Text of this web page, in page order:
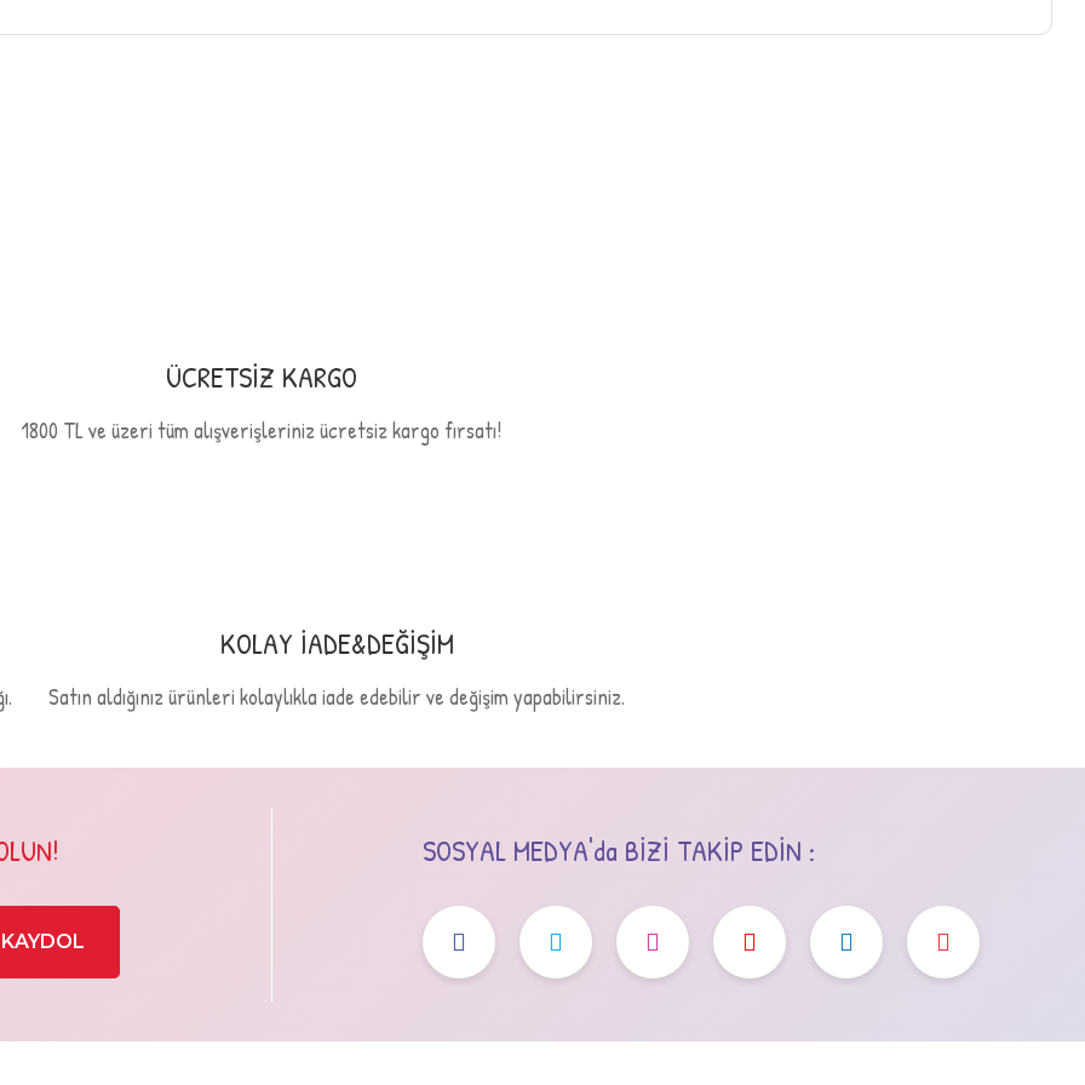
ÜCRETSİZ KARGO
1800 TL ve üzeri tüm alışverişleriniz ücretsiz kargo fırsatı!
KOLAY İADE&DEĞİŞİM
Satın aldığınız ürünleri kolaylıkla iade edebilir ve değişim yapabilirsiniz.
KAYDOL
SOSYAL MEDYA'da BİZİ TAKİP EDİN :